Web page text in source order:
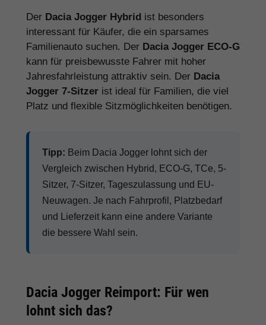
Der Dacia Jogger Hybrid ist besonders
interessant für Käufer, die ein sparsames
Familienauto suchen. Der Dacia Jogger ECO-G
kann für preisbewusste Fahrer mit hoher
Jahresfahrleistung attraktiv sein. Der Dacia
Jogger 7-Sitzer ist ideal für Familien, die viel
Platz und flexible Sitzmöglichkeiten benötigen.
Tipp: Beim Dacia Jogger lohnt sich der
Vergleich zwischen Hybrid, ECO-G, TCe, 5-
Sitzer, 7-Sitzer, Tageszulassung und EU-
Neuwagen. Je nach Fahrprofil, Platzbedarf
und Lieferzeit kann eine andere Variante
die bessere Wahl sein.
Dacia Jogger Reimport: Für wen
lohnt sich das?